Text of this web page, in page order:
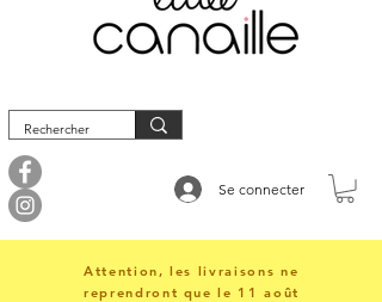
Se connecter
Attention, les livraisons ne
reprendront que le 11 août